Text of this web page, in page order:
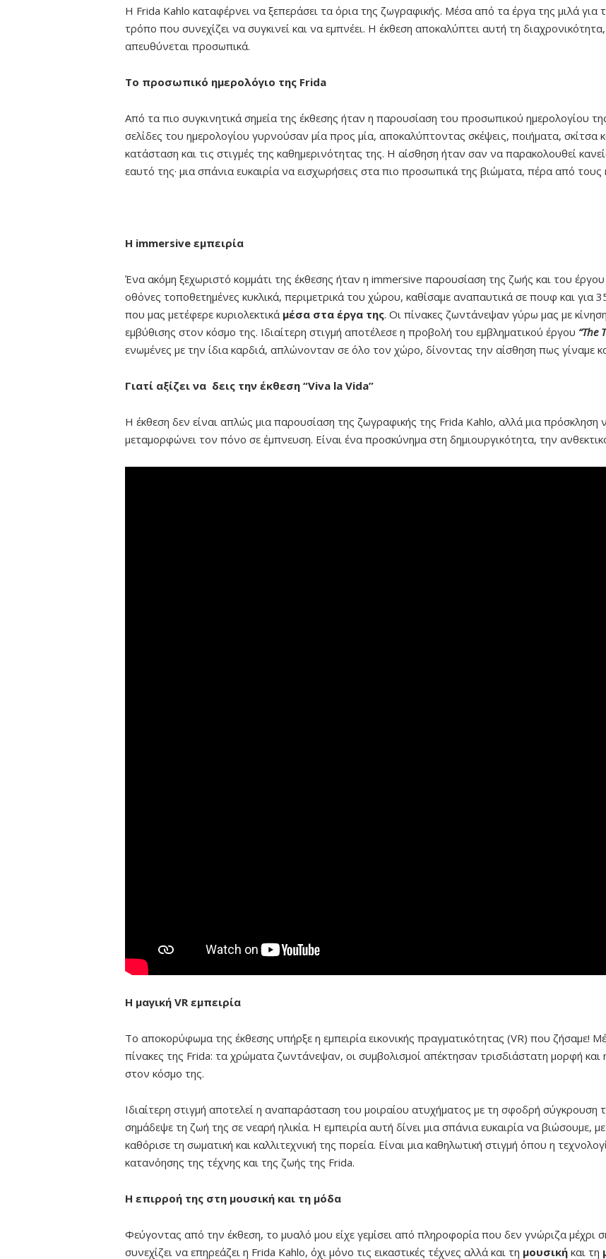
Η Frida Kahlo καταφέρνει να ξεπεράσει τα όρια της ζωγραφικής. Μέσα από τα έργα της μιλά
τρόπο που συνεχίζει να συγκινεί και να εμπνέει. Η έκθεση αποκαλύπτει αυτή τη
απευθύνεται προσωπικά.
Το προσωπικό ημερολόγιο της Frida
Από τα πιο συγκινητικά σημεία της έκθεσης ήταν η παρουσίαση του προσωπικού ημερολογίου
σελίδες του ημερολογίου γυρνούσαν μία προς μία, αποκαλύπτοντας σκέψεις, ποιήματα,
κατάσταση και τις στιγμές της καθημερινότητας της. Η αίσθηση ήταν σαν να παρακολουθεί
εαυτό της· μια σπάνια ευκαιρία να εισχωρήσεις στα πιο προσωπικά της βιώματα, πέρα από τους
Η immersive εμπειρία
Ένα ακόμη ξεχωριστό κομμάτι της έκθεσης ήταν η immersive παρουσίαση της ζωής και του
οθόνες τοποθετημένες κυκλικά, περιμετρικά του χώρου, καθίσαμε αναπαυτικά σε πουφ και για
που μας μετέφερε κυριολεκτικά μέσα στα έργα της. Οι πίνακες ζωντάνεψαν γύρω μας με
εμβύθισης στον κόσμο της. Ιδιαίτερη στιγμή αποτέλεσε η προβολή του εμβληματικού έργου “The
ενωμένες με την ίδια καρδιά, απλώνονταν σε όλο τον χώρο, δίνοντας την αίσθηση πως γίναμε
Γιατί αξίζει να δεις την έκθεση “Viva la Vida”
Η έκθεση δεν είναι απλώς μια παρουσίαση της ζωγραφικής της Frida Kahlo, αλλά μια
μεταμορφώνει τον πόνο σε έμπνευση. Είναι ένα προσκύνημα στη δημιουργικότητα, την
Η μαγική VR εμπειρία
Το αποκορύφωμα της έκθεσης υπήρξε η εμπειρία εικονικής πραγματικότητας (VR) που ζήσαμε!
πίνακες της Frida: τα χρώματα ζωντάνεψαν, οι συμβολισμοί απέκτησαν τρισδιάστατη μορφή
στον κόσμο της.
Ιδιαίτερη στιγμή αποτελεί η αναπαράσταση του μοιραίου ατυχήματος με τη σφοδρή
σημάδεψε τη ζωή της σε νεαρή ηλικία. Η εμπειρία αυτή δίνει μια σπάνια ευκαιρία να βιώσουμε,
καθόρισε τη σωματική και καλλιτεχνική της πορεία. Είναι μια καθηλωτική στιγμή όπου η
κατανόησης της τέχνης και της ζωής της Frida.
Η επιρροή της στη μουσική και τη μόδα
Φεύγοντας από την έκθεση, το μυαλό μου είχε γεμίσει από πληροφορία που δεν γνώριζα μέχρι
συνεχίζει να επηρεάζει η Frida Kahlo, όχι μόνο τις εικαστικές τέχνες αλλά και τη μουσική και τη